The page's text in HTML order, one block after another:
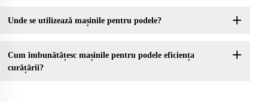
Unde se utilizează mașinile pentru podele?
Cum îmbunătățesc mașinile pentru podele eficiența
curățării?